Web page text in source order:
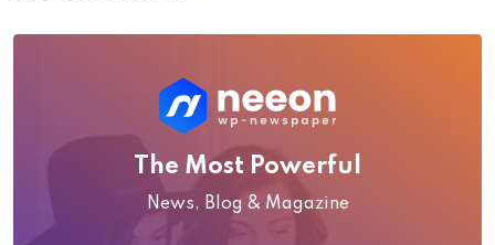
The Most Powerful
News, Blog & Magazine